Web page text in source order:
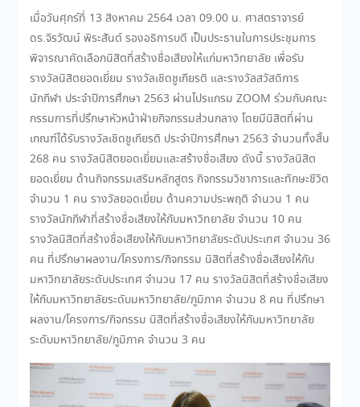
เมื่อวันศุกร์ที่ 13 สิงหาคม 2564 เวลา 09.00 น. ศาสตราจารย์
ดร.จิรวัฒน์ พิระสันต์ รองอธิการบดี เป็นประธานในการประชุมการ
พิจารณาคัดเลือกนิสิตที่สร้างชื่อเสียงให้แก่มหาวิทยาลัย เพื่อรับ
รางวัลนิสิตยอดเยี่ยม รางวัลเชิดชูเกียรติ และรางวัลสวัสดิการ
นักกีฬา ประจำปีการศึกษา 2563 ผ่านโปรแกรม ZOOM ร่วมกับคณะ
กรรมการที่ปรึกษาหัวหน้าฝ่ายกิจกรรมส่วนกลาง โดยมีนิสิตที่ผ่าน
เกณฑ์ได้รับรางวัลเชิดชูเกียรติ ประจำปีการศึกษา 2563 จำนวนทั้งสิ้น
268 คน รางวัลนิสิตยอดเยี่ยมและสร้างชื่อเสียง ดังนี้ รางวัลนิสิต
ยอดเยี่ยม ด้านกิจกรรมเสริมหลักสูตร กิจกรรมวิชาการและทักษะชีวิต
จำนวน 1 คน รางวัลยอดเยี่ยม ด้านความประพฤติ จำนวน 1 คน
รางวัลนักกีฬาที่สร้างชื่อเสียงให้กับมหาวิทยาลัย จำนวน 10 คน
รางวัลนิสิตที่สร้างชื่อเสียงให้กับมหาวิทยาลัยระดับประเทศ จำนวน 36
คน ที่ปรึกษาผลงาน/โครงการ/กิจกรรม นิสิตที่สร้างชื่อเสียงให้กับ
มหาวิทยาลัยระดับประเทศ จำนวน 17 คน รางวัลนิสิตที่สร้างชื่อเสียง
ให้กับมหาวิทยาลัยระดับมหาวิทยาลัย/ภูมิภาค จำนวน 8 คน ที่ปรึกษา
ผลงาน/โครงการ/กิจกรรม นิสิตที่สร้างชื่อเสียงให้กับมหาวิทยาลัย
ระดับมหาวิทยาลัย/ภูมิภาค จำนวน 3 คน